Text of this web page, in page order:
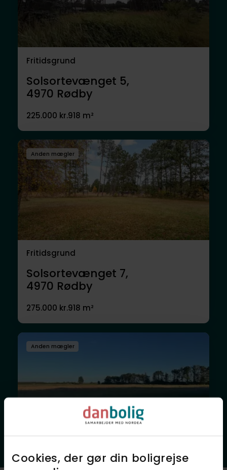
Cookies, der gør din boligrejse
Fritidsgrund
Solsortevænget 5,
4970 Rødby
225.000 kr.918 m²
Anden mægler
Fritidsgrund
Solsortevænget 7,
4970 Rødby
275.000 kr.918 m²
Anden mægler
Sivsangervej 6,